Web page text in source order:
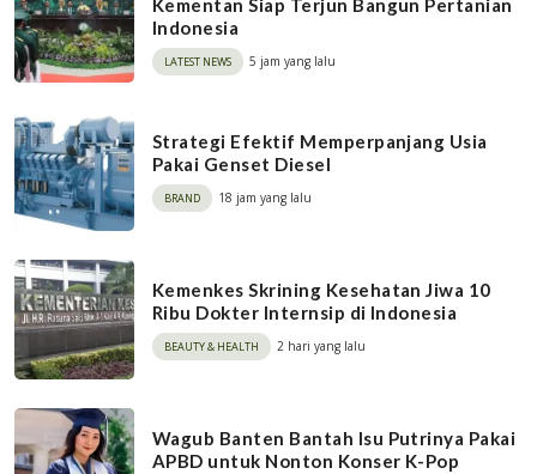
Kementan Siap Terjun Bangun Pertanian
Indonesia
LATEST NEWS 5 jam yang lalu
Strategi Efektif Memperpanjang Usia
Pakai Genset Diesel
BRAND 18 jam yang lalu
Kemenkes Skrining Kesehatan Jiwa 10
Ribu Dokter Internsip di Indonesia
BEAUTY & HEALTH 2 hari yang lalu
Wagub Banten Bantah Isu Putrinya Pakai
APBD untuk Nonton Konser K-Pop